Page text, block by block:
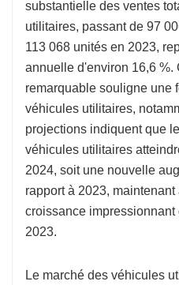
substantielle des ventes
utilitaires, passant de 97
113 068 unités en 2023,
annuelle d'environ 16,6 %.
remarquable souligne une
véhicules utilitaires,
projections indiquent que
véhicules utilitaires
2024, soit une nouvelle
rapport à 2023,
croissance impressionnant
2023.
Le marché des véhicules